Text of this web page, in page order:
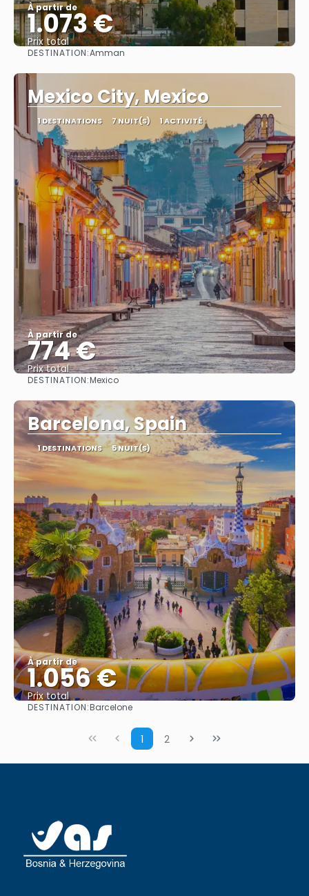
À partir de
1.073 €
Prix ​​total
DESTINATION:Amman
Mexico City, Mexico
1 DESTINATIONS 7 NUIT(S) 1 ACTIVITÉ
À partir de
774 €
Prix ​​total
DESTINATION:Mexico
Barcelona, Spain
1 DESTINATIONS 5 NUIT(S)
À partir de
1.056 €
Prix ​​total
DESTINATION:Barcelone
1 2